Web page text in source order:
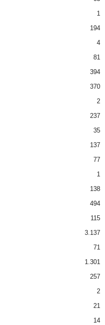
1
194
4
81
394
370
2
237
35
137
77
1
138
494
115
3.137
71
1.301
257
2
21
14